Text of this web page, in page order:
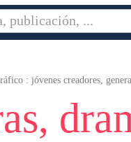
: jóvenes creadores,